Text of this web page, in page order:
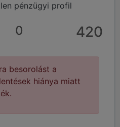
pénzügyi profil
0 420
besorolást a
hiánya miatt